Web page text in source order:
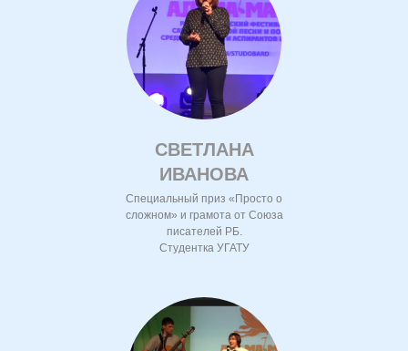
СВЕТЛАНА
ИВАНОВА
Специальный приз «Просто о
сложном» и грамота от Союза
писателей РБ.
Студентка УГАТУ